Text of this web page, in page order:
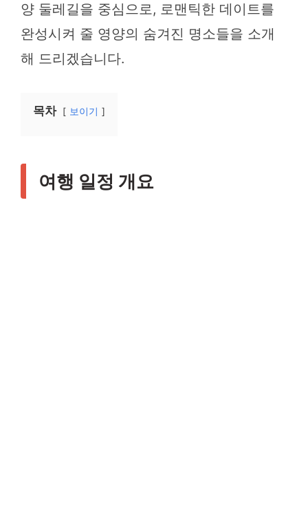
양 둘레길을 중심으로, 로맨틱한 데이트를
완성시켜 줄 영양의 숨겨진 명소들을 소개
해 드리겠습니다.
목차 보이기
여행 일정 개요